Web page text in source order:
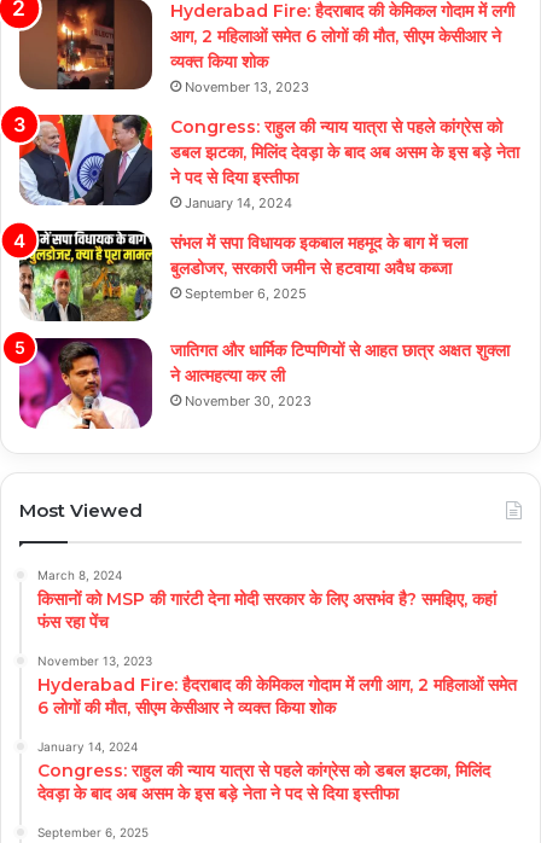
Hyderabad Fire: हैदराबाद की केमिकल गोदाम में लगी
आग, 2 महिलाओं समेत 6 लोगों की मौत, सीएम केसीआर ने
व्यक्त किया शोक
November 13, 2023
Congress: राहुल की न्याय यात्रा से पहले कांग्रेस को
डबल झटका, मिलिंद देवड़ा के बाद अब असम के इस बड़े नेता
ने पद से दिया इस्तीफा
January 14, 2024
संभल में सपा विधायक इकबाल महमूद के बाग में चला
बुलडोजर, सरकारी जमीन से हटवाया अवैध कब्जा
September 6, 2025
जातिगत और धार्मिक टिप्पणियों से आहत छात्र अक्षत शुक्ला
ने आत्महत्या कर ली
November 30, 2023
Most Viewed
March 8, 2024
किसानों को MSP की गारंटी देना मोदी सरकार के लिए असभंव है? समझिए, कहां
फंस रहा पेंच
November 13, 2023
Hyderabad Fire: हैदराबाद की केमिकल गोदाम में लगी आग, 2 महिलाओं समेत
6 लोगों की मौत, सीएम केसीआर ने व्यक्त किया शोक
January 14, 2024
Congress: राहुल की न्याय यात्रा से पहले कांग्रेस को डबल झटका, मिलिंद
देवड़ा के बाद अब असम के इस बड़े नेता ने पद से दिया इस्तीफा
September 6, 2025